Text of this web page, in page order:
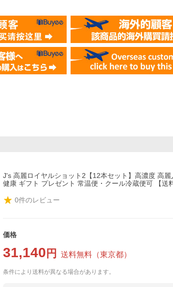
J's 高麗ロイヤルショット2【12本セット】高濃度 高麗
健康 ギフト プレゼント 常温便・クール冷蔵便可 【送
0件のレビュー
価格
31,140 円 送料無料 （東京都）
条件により送料が異なる場合があります。